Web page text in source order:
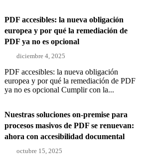
PDF accesibles: la nueva obligación
europea y por qué la remediación de
PDF ya no es opcional
diciembre 4, 2025
PDF accesibles: la nueva obligación
europea y por qué la remediación de PDF
ya no es opcional Cumplir con la...
Nuestras soluciones on-premise para
procesos masivos de PDF se renuevan:
ahora con accesibilidad documental
octubre 15, 2025